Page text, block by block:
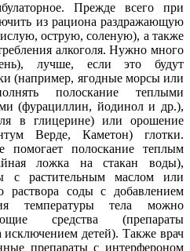
Прежде всего при
из рациона раздражающую
острую, соленую), а также
алкоголя. Нужно много
лучше, если это будут
(например, ягодные морсы или
полоскание теплыми
(фурациллин, йодинол и др.),
в глицерине) или орошение
Верде, Каметон) глотки.
помогает полоскание теплым
ложка на стакан воды),
с растительным маслом или
раствора соды с добавлением
температуры тела можно
средства (препараты
детей). Также врач
препараты с интерфероном